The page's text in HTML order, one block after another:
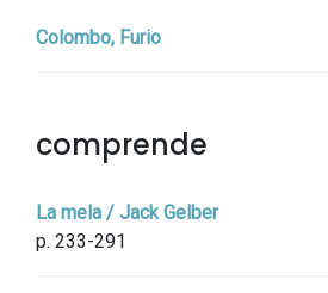
Colombo, Furio
comprende
La mela / Jack Gelber
p. 233-291